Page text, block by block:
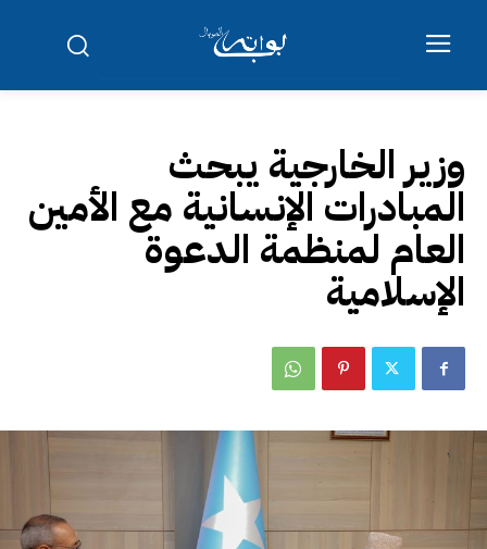
وزير الخارجية يبحث
المبادرات الإنسانية مع الأمين
العام لمنظمة الدعوة
الإسلامية